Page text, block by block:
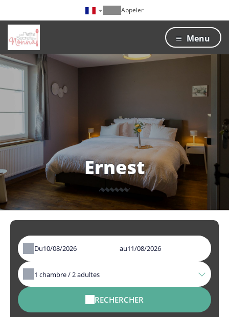
Appeler
Menu
Ernest
Du au
1 chambre /2adultes
RECHERCHER